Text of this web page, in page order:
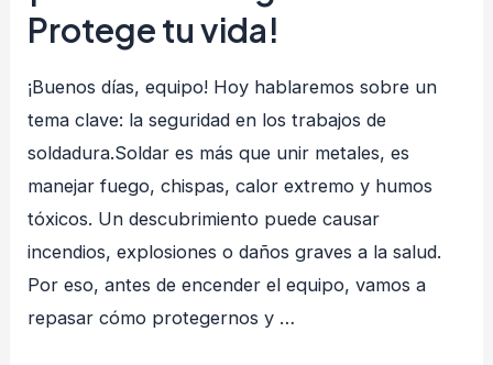
Protege tu vida!
¡Buenos días, equipo! Hoy hablaremos sobre un
tema clave: la seguridad en los trabajos de
soldadura.Soldar es más que unir metales, es
manejar fuego, chispas, calor extremo y humos
tóxicos. Un descubrimiento puede causar
incendios, explosiones o daños graves a la salud.
Por eso, antes de encender el equipo, vamos a
repasar cómo protegernos y …